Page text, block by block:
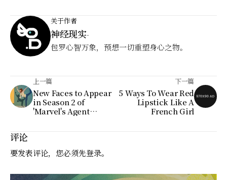
关于作者
神经现实-
包罗心智万象，预想一切重塑身心之物。
上一篇
New Faces to Appear
in Season 2 of
'Marvel's Agent
下一篇
5 Ways To Wear Red
Lipstick Like A
French Girl
评论
要发表评论，您必须先登录。